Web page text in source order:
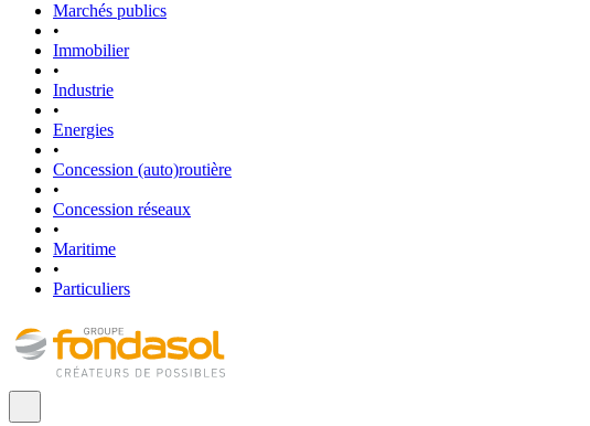
Marchés publics
•
Immobilier
•
Industrie
•
Energies
•
Concession (auto)routière
•
Concession réseaux
•
Maritime
•
Particuliers